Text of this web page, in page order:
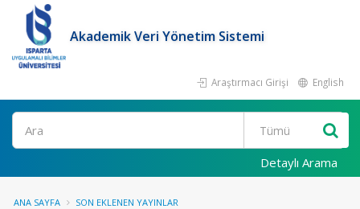
Akademik Veri Yönetim Sistemi
Araştırmacı Girişi English
Ara
Detaylı Arama
ANA SAYFA SON EKLENEN YAYINLAR